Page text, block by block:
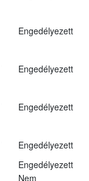
Engedélyezett
Engedélyezett
Engedélyezett
Engedélyezett
Engedélyezett
Nem